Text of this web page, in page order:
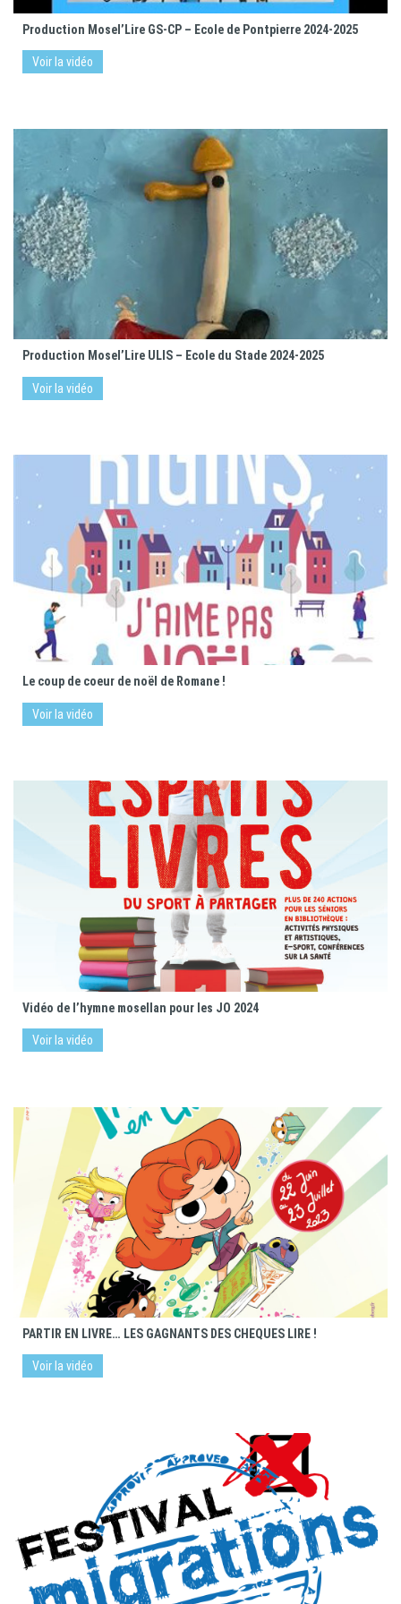
Production Mosel’Lire GS-CP – Ecole de Pontpierre 2024-2025
Voir la vidéo
Production Mosel’Lire ULIS – Ecole du Stade 2024-2025
Voir la vidéo
Le coup de coeur de noël de Romane !
Voir la vidéo
Vidéo de l’hymne mosellan pour les JO 2024
Voir la vidéo
PARTIR EN LIVRE… LES GAGNANTS DES CHEQUES LIRE !
Voir la vidéo